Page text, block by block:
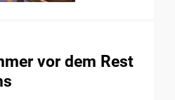
vor dem Rest